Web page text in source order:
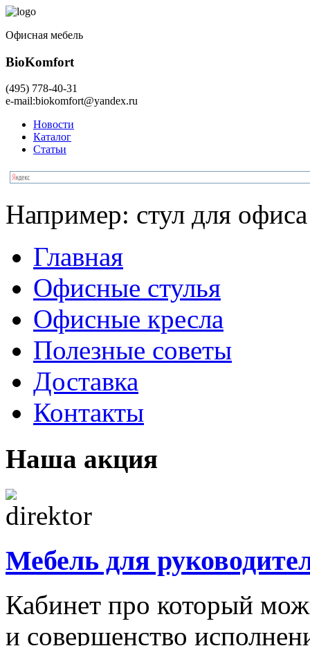
Офисная мебель
BioKomfort
(495) 778-40-31
e-mail:biokomfort@yandex.ru
Новости
Каталог
Статьи
Например: стул для офиса
Главная
Офисные стулья
Офисные кресла
Полезные советы
Доставка
Контакты
Наша акция
Мебель для
Кабинет про который
и совершенство